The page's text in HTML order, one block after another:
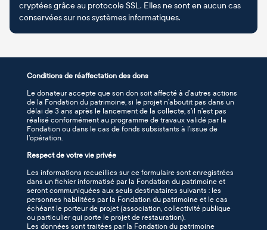
cryptées grâce au protocole SSL. Elles ne sont en aucun cas
conservées sur nos systèmes informatiques.
Conditions de réaffectation des dons
Le donateur accepte que son don soit affecté à d’autres actions
de la Fondation du patrimoine, si le projet n’aboutit pas dans un
délai de 3 ans après le lancement de la collecte, s’il n’est pas
réalisé conformément au programme de travaux validé par la
Fondation ou dans le cas de fonds subsistants à l’issue de
l’opération.
Respect de votre vie privée
Les informations recueillies sur ce formulaire sont enregistrées
dans un fichier informatisé par la Fondation du patrimoine et
seront communiquées aux seuls destinataires suivants : les
personnes habilitées par la Fondation du patrimoine et le cas
échéant le porteur de projet (association, collectivité publique
ou particulier qui porte le projet de restauration).
Les données sont traitées par la Fondation du patrimoine